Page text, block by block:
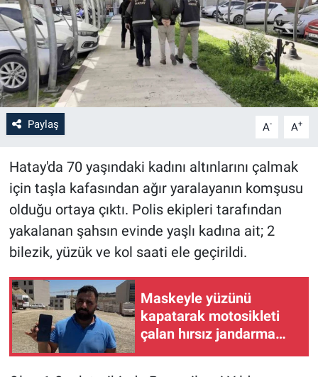
Paylaş A- A+
Hatay'da 70 yaşındaki kadını altınlarını çalmak
için taşla kafasından ağır yaralayanın komşusu
olduğu ortaya çıktı. Polis ekipleri tarafından
yakalanan şahsın evinde yaşlı kadına ait; 2
bilezik, yüzük ve kol saati ele geçirildi.
Maskeyle yüzünü
kapatarak motosikleti
çalan hırsız jandarma